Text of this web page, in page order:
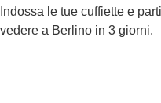
Indossa le tue cuffiette e
vedere a Berlino in 3 giorni.